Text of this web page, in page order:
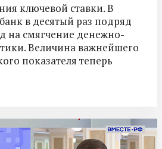
ключевой ставки. В
в десятый раз подряд
на смягчение денежно-
Величина важнейшего
показателя теперь